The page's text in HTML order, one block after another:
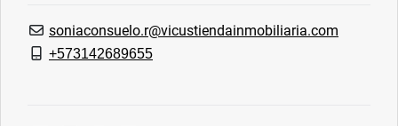
soniaconsuelo.r@vicustiendainmobiliaria.com
+573142689655